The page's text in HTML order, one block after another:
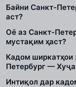
Байни Санкт-
аст?
Оё аз Санкт-
мустақим ҳаст?
Кадом ширкатҳои
Петербург —
Интиқол дар